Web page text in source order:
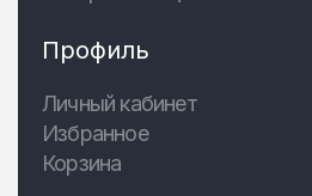
Профиль
Личный кабинет
Избранное
Корзина